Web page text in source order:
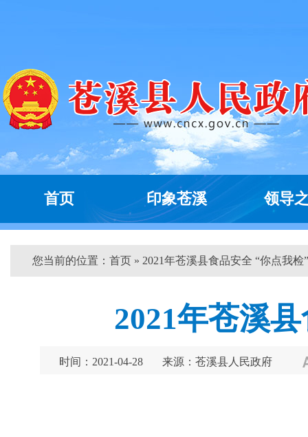
首页 印象苍溪 领导
您当前的位置： 首页 » 2021年苍溪县食品安全 “你点我检
2021年苍溪
时间：2021-04-28 来源：苍溪县人民政府